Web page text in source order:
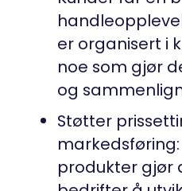
er organisert i
noe som gjør
og
Støtter
produkter gjør